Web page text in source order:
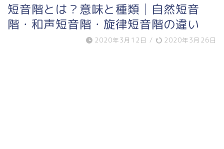
短音階とは？意味と種類│自然短音
階・和声短音階・旋律短音階の違い
2020年3月12日 / 2020年3月26日